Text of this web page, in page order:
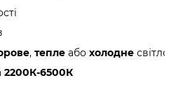
, тепле або холодне світло
2200К-6500К